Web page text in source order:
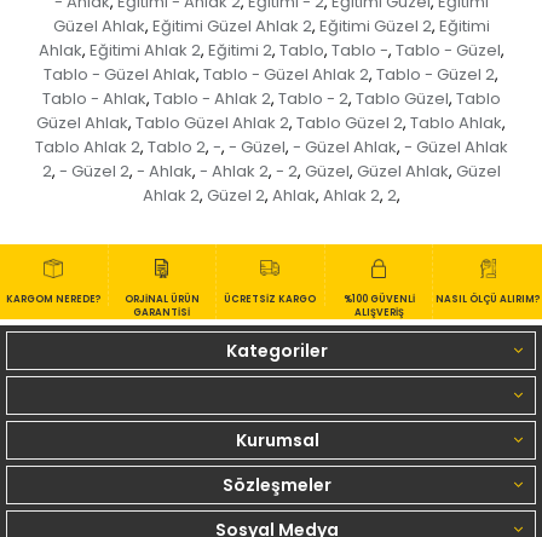
Güzel Ahlak, Eğitimi Güzel Ahlak 2, Eğitimi Güzel 2, Eğitimi
Ahlak, Eğitimi Ahlak 2, Eğitimi 2, Tablo, Tablo -, Tablo - Güzel,
Tablo - Güzel Ahlak, Tablo - Güzel Ahlak 2, Tablo - Güzel 2,
Tablo - Ahlak, Tablo - Ahlak 2, Tablo - 2, Tablo Güzel, Tablo
Güzel Ahlak, Tablo Güzel Ahlak 2, Tablo Güzel 2, Tablo Ahlak,
Tablo Ahlak 2, Tablo 2, -, - Güzel, - Güzel Ahlak, - Güzel Ahlak
2, - Güzel 2, - Ahlak, - Ahlak 2, - 2, Güzel, Güzel Ahlak, Güzel
Ahlak 2, Güzel 2, Ahlak, Ahlak 2, 2,
KARGOM NEREDE?
ORJİNAL ÜRÜN
GARANTİSİ
ÜCRETSİZ KARGO
%100 GÜVENLİ
ALIŞVERİŞ
NASIL ÖLÇÜ ALIRIM?
Kategoriler
Kurumsal
Sözleşmeler
Sosyal Medya